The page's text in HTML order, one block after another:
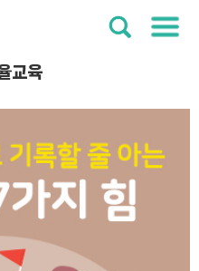
교육